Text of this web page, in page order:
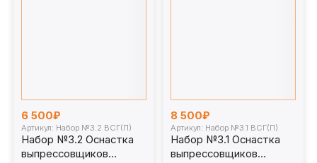
6 500₽
Артикул: Набор №3.2 ВСГ(П)
Набор №3.2 Оснастка
выпрессовщиков
8 500₽
Артикул: Набор №3.1 ВСГ(П)
Набор №3.1 Оснастка
выпрессовщиков